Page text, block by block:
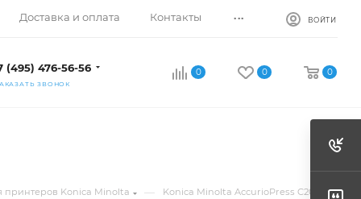
Доставка и оплата Контакты ... ВОЙТИ
(495) 476-56-56
ЗВОНОК
0 0 0
принтеров Konica Minolta — Konica Minolta AccurioPress C2070P